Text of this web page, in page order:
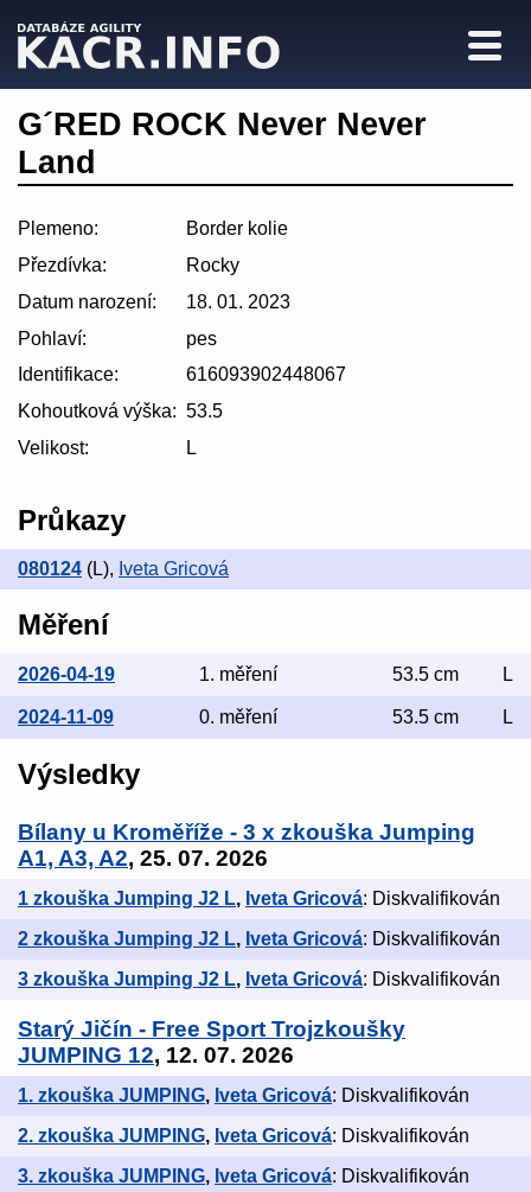
G´RED ROCK Never Never
Land
Plemeno:
Border kolie
Přezdívka:
Rocky
Datum narození:
18. 01. 2023
Pohlaví:
pes
Identifikace:
616093902448067
Kohoutková výška: 53.5
Velikost:
L
Průkazy
080124 (L), Iveta Gricová
Měření
2026-04-19 1. měření 53.5 cm L
2024-11-09 0. měření 53.5 cm L
Výsledky
Bílany u Kroměříže - 3 x zkouška Jumping
A1, A3, A2, 25. 07. 2026
1 zkouška Jumping J2 L, Iveta Gricová: Diskvalifikován
2 zkouška Jumping J2 L, Iveta Gricová: Diskvalifikován
3 zkouška Jumping J2 L, Iveta Gricová: Diskvalifikován
Starý Jičín - Free Sport Trojzkoušky
JUMPING 12, 12. 07. 2026
1. zkouška JUMPING, Iveta Gricová: Diskvalifikován
2. zkouška JUMPING, Iveta Gricová: Diskvalifikován
3. zkouška JUMPING, Iveta Gricová: Diskvalifikován